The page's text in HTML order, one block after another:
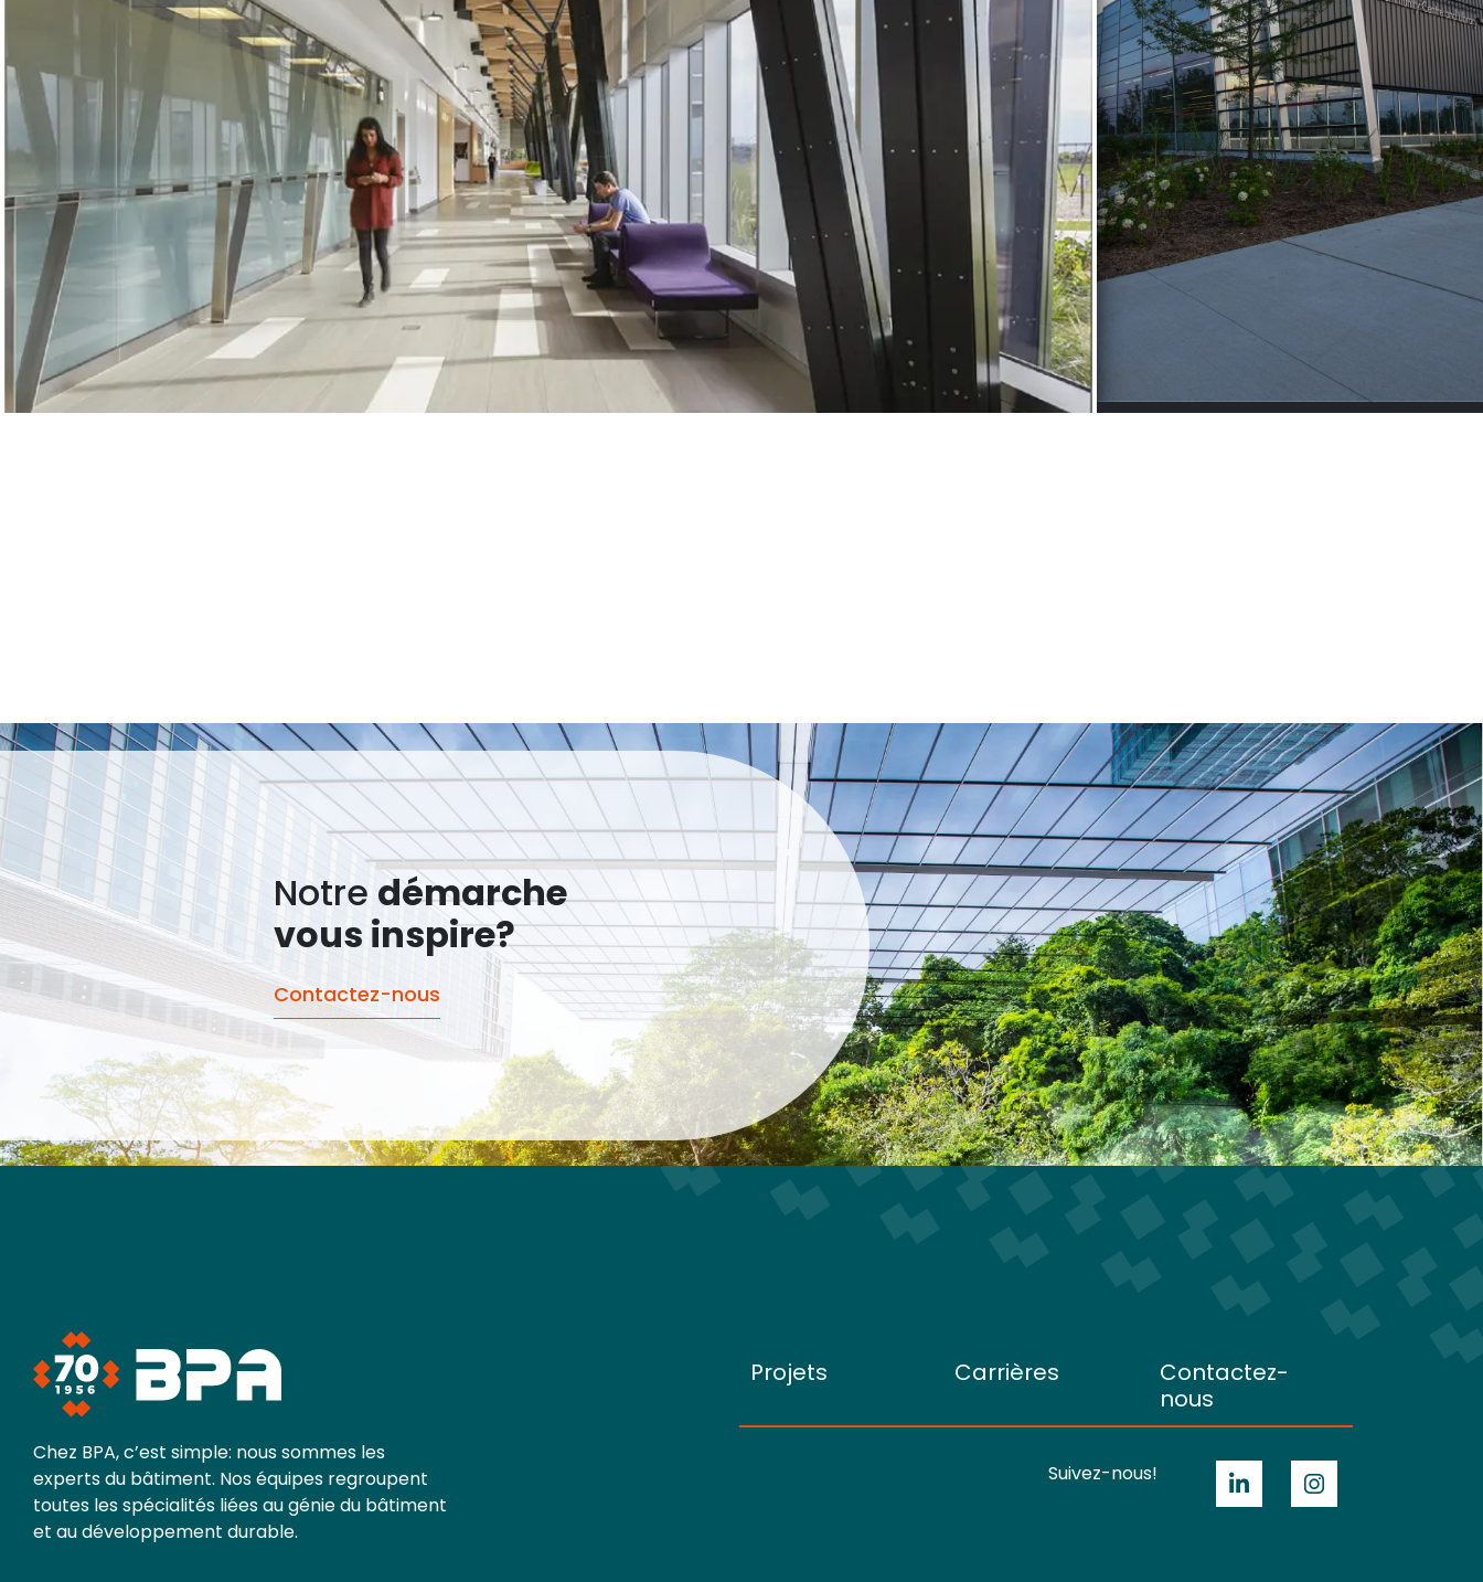
Notre démarche
vous inspire?
Contactez-nous
Chez BPA, c’est simple: nous sommes les
experts du bâtiment. Nos équipes regroupent
toutes les spécialités liées au génie du bâtiment
et au développement durable.
Projets Carrières
Contactez-
nous
Suivez-nous!